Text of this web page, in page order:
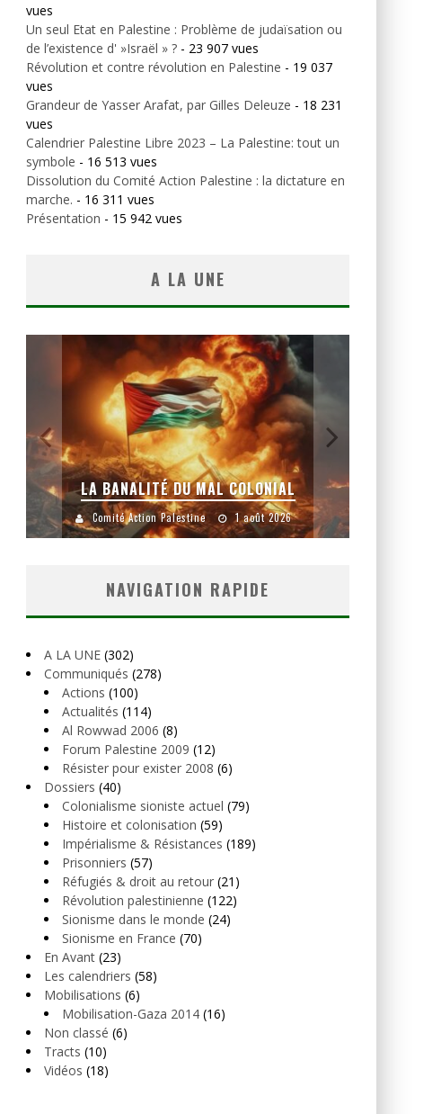
vues
Un seul Etat en Palestine : Problème de judaïsation ou
de l’existence d' »Israël » ? - 23 907 vues
Révolution et contre révolution en Palestine - 19 037
vues
Grandeur de Yasser Arafat, par Gilles Deleuze - 18 231
vues
Calendrier Palestine Libre 2023 – La Palestine: tout un
symbole - 16 513 vues
Dissolution du Comité Action Palestine : la dictature en
marche. - 16 311 vues
Présentation - 15 942 vues
A LA UNE
LA BANALITÉ DU MAL COLONIAL
Comité Action Palestine 1 août 2026
NAVIGATION RAPIDE
A LA UNE (302)
Communiqués (278)
Actions (100)
Actualités (114)
Al Rowwad 2006 (8)
Forum Palestine 2009 (12)
Résister pour exister 2008 (6)
Dossiers (40)
Colonialisme sioniste actuel (79)
Histoire et colonisation (59)
Impérialisme & Résistances (189)
Prisonniers (57)
Réfugiés & droit au retour (21)
Révolution palestinienne (122)
Sionisme dans le monde (24)
Sionisme en France (70)
En Avant (23)
Les calendriers (58)
Mobilisations (6)
Mobilisation-Gaza 2014 (16)
Non classé (6)
Tracts (10)
Vidéos (18)